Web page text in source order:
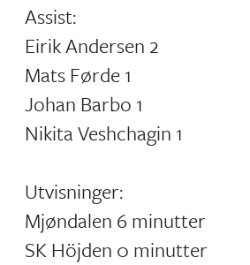
Assist:
Eirik Andersen 2
Mats Førde 1
Johan Barbo 1
Nikita Veshchagin 1
Utvisninger:
Mjøndalen 6 minutter
SK Höjden 0 minutter